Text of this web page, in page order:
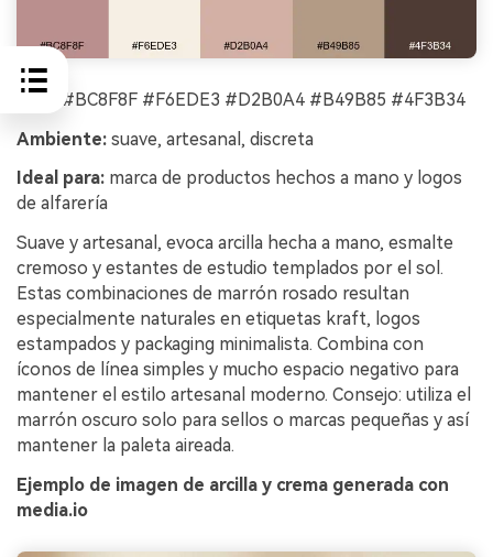
HEX:
#BC8F8F #F6EDE3 #D2B0A4 #B49B85 #4F3B34
Ambiente: suave, artesanal, discreta
Ideal para: marca de productos hechos a mano y logos
de alfarería
Suave y artesanal, evoca arcilla hecha a mano, esmalte
cremoso y estantes de estudio templados por el sol.
Estas combinaciones de marrón rosado resultan
especialmente naturales en etiquetas kraft, logos
estampados y packaging minimalista. Combina con
íconos de línea simples y mucho espacio negativo para
mantener el estilo artesanal moderno. Consejo: utiliza el
marrón oscuro solo para sellos o marcas pequeñas y así
mantener la paleta aireada.
Ejemplo de imagen de arcilla y crema generada con
media.io